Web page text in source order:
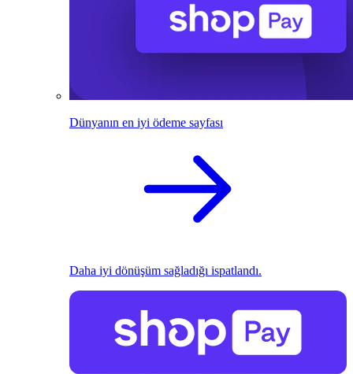
Dünyanın en iyi ödeme sayfası
Daha iyi dönüşüm sağladığı ispatlandı.